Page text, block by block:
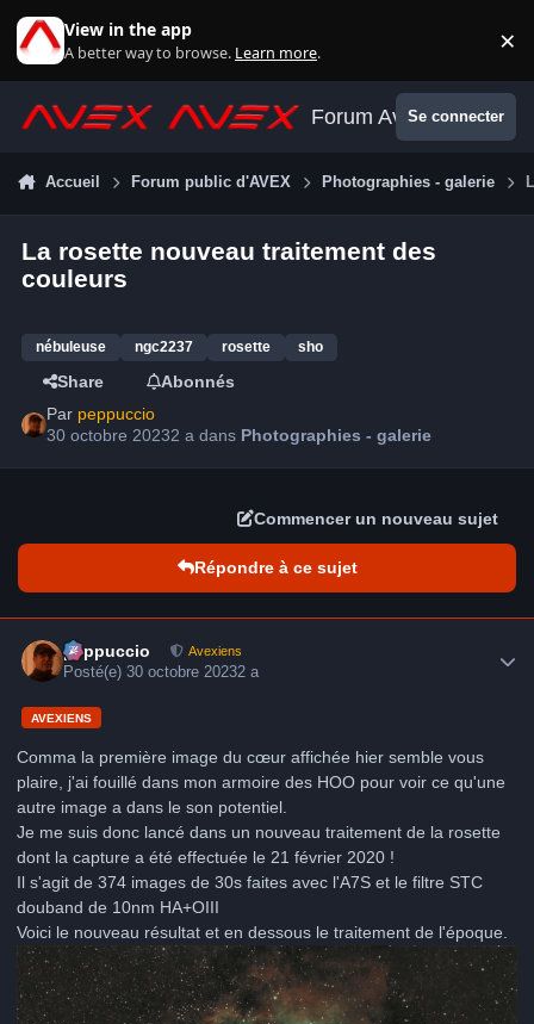
View in the app
A better way to browse. Learn more. ×
Forum AvexSe connecter
Accueil Forum public d'AVEX Photographies - galerie
La rosette nouveau traitement des
couleurs
nébuleuse ngc2237 rosette sho
Share
Abonnés
Par peppuccio
30 octobre 20232 a dans Photographies - galerie
Commencer un nouveau sujet
Répondre à ce sujet
peppuccio Avexiens
Posté(e)30 octobre 20232 a
AVEXIENS
Comma la première image du cœur affichée hier semble vous
plaire, j'ai fouillé dans mon armoire des HOO pour voir ce qu'une
autre image a dans le son potentiel.
Je me suis donc lancé dans un nouveau traitement de la rosette
dont la capture a été effectuée le 21 février 2020 !
Il s'agit de 374 images de 30s faites avec l'A7S et le filtre STC
douband de 10nm HA+OIII
Voici le nouveau résultat et en dessous le traitement de l'époque.